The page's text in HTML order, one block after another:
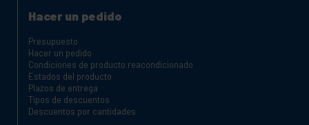
Hacer un pedido
Presupuesto
Hacer un pedido
Condiciones de producto reacondicionado
Estados del producto
Plazos de entrega
Tipos de descuentos
Descuentos por cantidades